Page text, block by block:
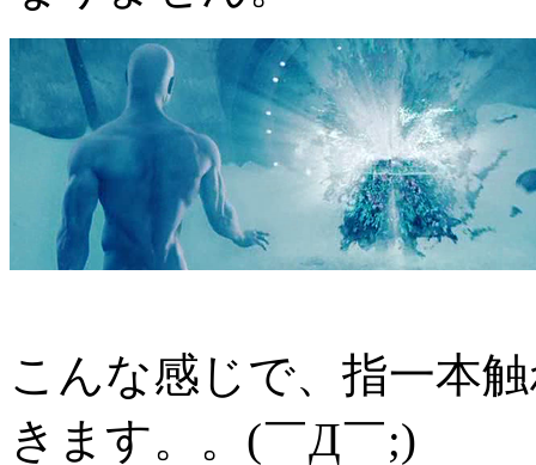
こんな感じで、指一本
きます。。(￣Д￣;)